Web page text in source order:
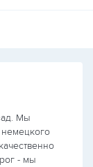
Мы
- мы